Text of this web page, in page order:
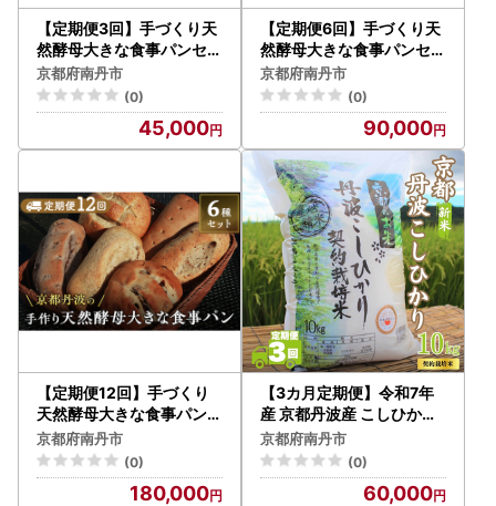
【定期便3回】手づくり天
然酵母大きな食事パンセッ
ト6種 詰め合わせ 手作り
天然酵母 国産小麦 自然発
酵
京都府南丹市
(0)
45,000
【定期便6回】手づくり天
然酵母大きな食事パンセッ
ト6種 詰め合わせ 手作り
天然酵母 国産小麦 自然発
酵
京都府南丹市
(0)
90,000
【定期便12回】手づくり
天然酵母大きな食事パンセ
ット6種 詰め合わせ 手作
り 天然酵母 国産小麦 自然
発酵
京都府南丹市
(0)
180,000
【3カ月定期便】令和7年
産 京都丹波産 こしひかり
10kg 合計30kg
京都府南丹市
(0)
60,000